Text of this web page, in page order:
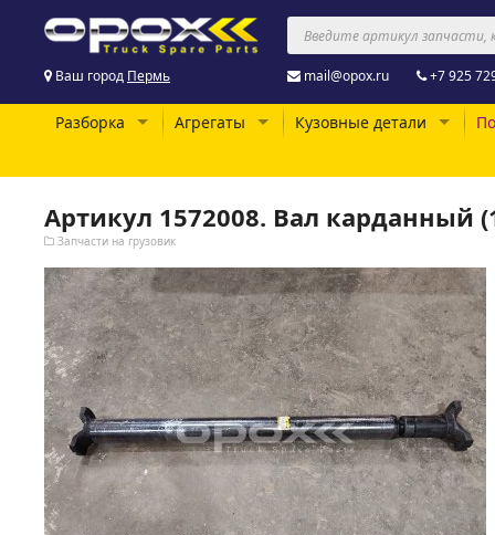
Ваш город Пермь mail@opox.ru +7 925
Разборка Агрегаты Кузовные детали
Артикул 1572008. Вал карданный
Запчасти на грузовик